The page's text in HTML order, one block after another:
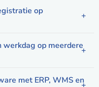
op
werkdag op meerdere
met ERP, WMS en